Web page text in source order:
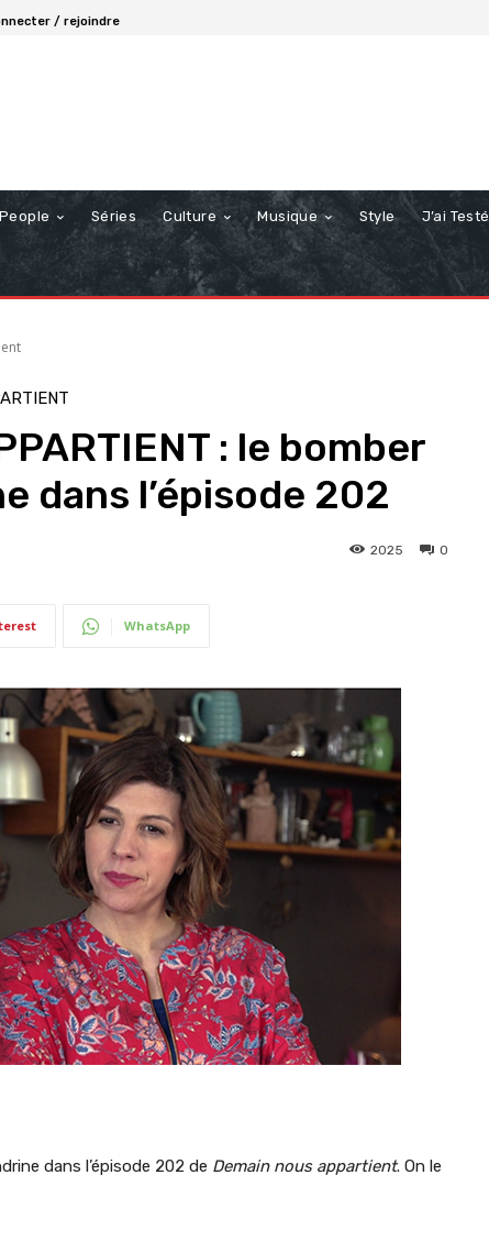
/ rejoindre
People Séries Culture Musique Style J’ai Testé
: le bomber
dans l’épisode 202
0
2025
WhatsApp
dans l’épisode 202 de Demain nous appartient. On le